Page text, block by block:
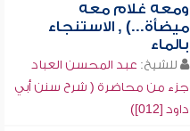
ومعه غلام معه
ميضأة...) , الاستنجاء
بالماء
للشيخ: عبد المحسن العباد
جزء من محاضرة ( شرح سنن أبي
داود [012])